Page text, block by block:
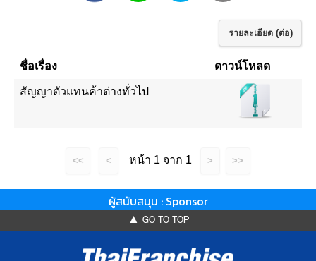
รายละเอียด (ต่อ)
ชื่อเรื่อง ดาวน์โหลด
สัญญาตัวแทนค้าต่างทั่วไป
<< < หน้า 1 จาก 1 > >>
ผู้สนับสนุน : Sponsor
▲ GO TO TOP